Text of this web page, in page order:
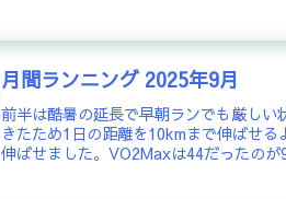
月間ランニング 2025年9月
前半は酷暑の延長で早朝ランでも厳し
きたため1日の距離を10kmまで伸ばせ
伸ばせました。VO2Maxは44だったの